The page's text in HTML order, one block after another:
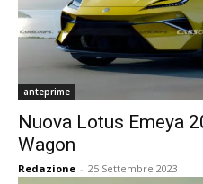
anteprime
Nuova Lotus Emeya
Wagon
Redazione - 25 Settembre 2023